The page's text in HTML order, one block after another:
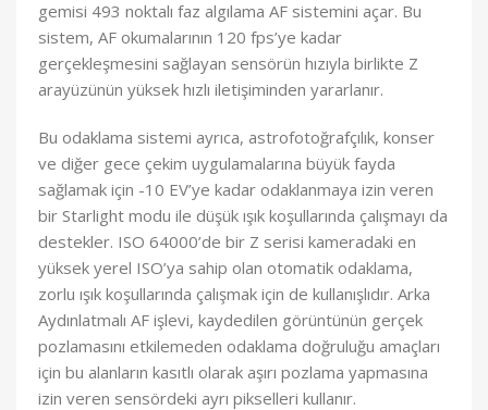
gemisi 493 noktalı faz algılama AF sistemini açar. Bu
sistem, AF okumalarının 120 fps’ye kadar
gerçekleşmesini sağlayan sensörün hızıyla birlikte Z
arayüzünün yüksek hızlı iletişiminden yararlanır.
Bu odaklama sistemi ayrıca, astrofotoğrafçılık, konser
ve diğer gece çekim uygulamalarına büyük fayda
sağlamak için -10 EV’ye kadar odaklanmaya izin veren
bir Starlight modu ile düşük ışık koşullarında çalışmayı da
destekler. ISO 64000’de bir Z serisi kameradaki en
yüksek yerel ISO’ya sahip olan otomatik odaklama,
zorlu ışık koşullarında çalışmak için de kullanışlıdır. Arka
Aydınlatmalı AF işlevi, kaydedilen görüntünün gerçek
pozlamasını etkilemeden odaklama doğruluğu amaçları
için bu alanların kasıtlı olarak aşırı pozlama yapmasına
izin veren sensördeki ayrı pikselleri kullanır.